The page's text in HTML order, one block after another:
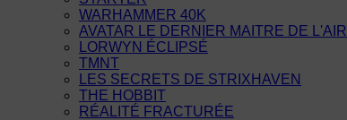
WARHAMMER 40K
AVATAR LE DERNIER MAITRE DE L'AIR
LORWYN ÉCLIPSÉ
TMNT
LES SECRETS DE STRIXHAVEN
THE HOBBIT
RÉALITÉ FRACTURÉE